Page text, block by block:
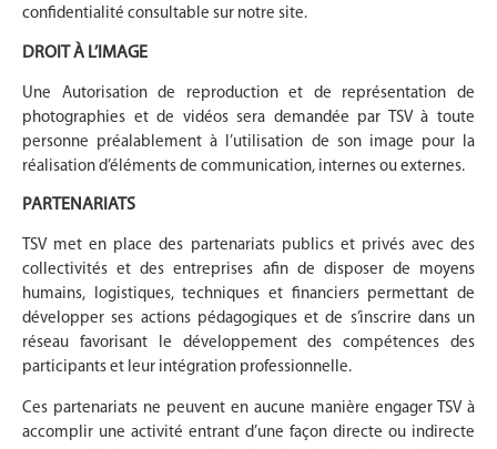
confidentialité consultable sur notre site.
DROIT À L’IMAGE
Une Autorisation de reproduction et de représentation de
photographies et de vidéos sera demandée par TSV à toute
personne préalablement à l’utilisation de son image pour la
réalisation d’éléments de communication, internes ou externes.
PARTENARIATS
TSV met en place des partenariats publics et privés avec des
collectivités et des entreprises afin de disposer de moyens
humains, logistiques, techniques et financiers permettant de
développer ses actions pédagogiques et de s’inscrire dans un
réseau favorisant le développement des compétences des
participants et leur intégration professionnelle.
Ces partenariats ne peuvent en aucune manière engager TSV à
accomplir une activité entrant d’une façon directe ou indirecte